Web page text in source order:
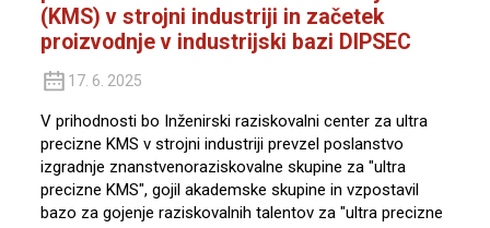
(KMS) v strojni industriji in začetek
proizvodnje v industrijski bazi DIPSEC
17. 6. 2025
V prihodnosti bo Inženirski raziskovalni center za ultra
precizne KMS v strojni industriji prevzel poslanstvo
izgradnje znanstvenoraziskovalne skupine za "ultra
precizne KMS", gojil akademske skupine in vzpostavil
bazo za gojenje raziskovalnih talentov za "ultra precizne